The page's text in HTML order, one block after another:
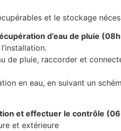
et le stockage
d’eau de pluie
de pluie, raccorder et
en eau, en suivant un
et effectuer le contrôle
et extérieure